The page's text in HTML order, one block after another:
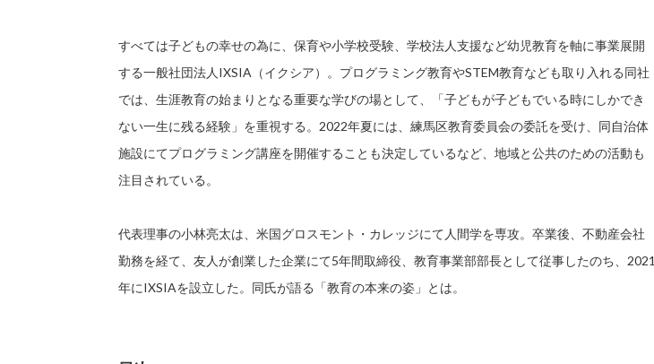
すべては子どもの幸せの為に、保育や小学校受験、学校法人支援など幼児教育を軸に事業展開
する一般社団法人IXSIA（イクシア）。プログラミング教育やSTEM教育なども取り入れる同社
では、生涯教育の始まりとなる重要な学びの場として、「子どもが子どもでいる時にしかでき
ない一生に残る経験」を重視する。2022年夏には、練馬区教育委員会の委託を受け、同自治体
施設にてプログラミング講座を開催することも決定しているなど、地域と公共のための活動も
注目されている。
代表理事の小林亮太は、米国グロスモント・カレッジにて人間学を専攻。卒業後、不動産会社
勤務を経て、友人が創業した企業にて5年間取締役、教育事業部部長として従事したのち、2021
年にIXSIAを設立した。同氏が語る「教育の本来の姿」とは。